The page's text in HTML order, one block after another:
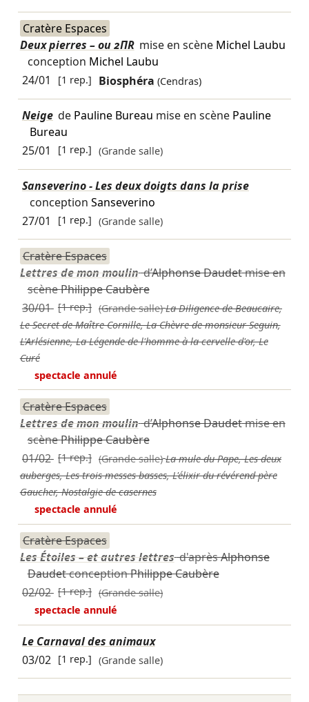
Cratère Espaces
Deux pierres – ou 2ΠR mise en scène Michel Laubu
conception Michel Laubu
24/01
[1 rep.] Biosphéra (Cendras)
Neige de Pauline Bureau mise en scène Pauline
Bureau
25/01
[1 rep.] (Grande salle)
Sanseverino - Les deux doigts dans la prise
conception Sanseverino
27/01
[1 rep.] (Grande salle)
Cratère Espaces
Lettres de mon moulind’Alphonse Daudetmise en
scènePhilippe Caubère
30/01 [1 rep.] (Grande salle) La Diligence de Beaucaire,
Le Secret de Maître Cornille, La Chèvre de monsieur Seguin,
L'Arlésienne, La Légende de l'homme à la cervelle d'or, Le
Curé
spectacle annulé
Cratère Espaces
Lettres de mon moulind’Alphonse Daudetmise en
scènePhilippe Caubère
01/02 [1 rep.] (Grande salle) La mule du Pape, Les deux
auberges, Les trois messes basses, L'élixir du révérend père
Gaucher, Nostalgie de casernes
spectacle annulé
Cratère Espaces
Les Étoiles – et autres lettresd'aprèsAlphonse
DaudetconceptionPhilippe Caubère
02/02 [1 rep.] (Grande salle)
spectacle annulé
Le Carnaval des animaux
03/02 [1 rep.] (Grande salle)